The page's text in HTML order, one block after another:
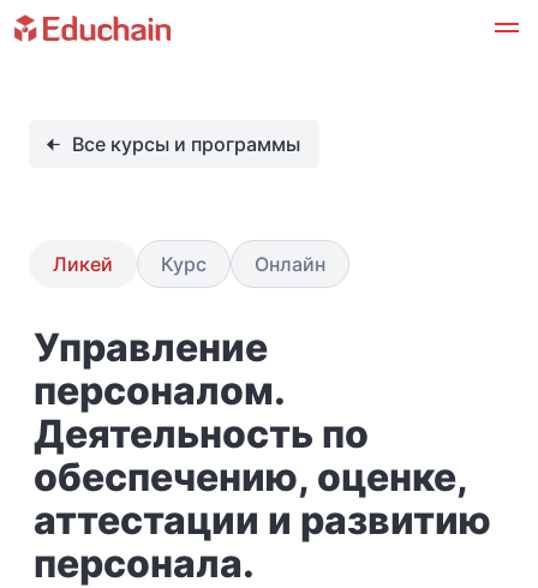
Все курсы и программы
Ликей Курс Онлайн
Управление
персоналом.
Деятельность по
обеспечению, оценке,
аттестации и развитию
персонала.